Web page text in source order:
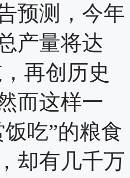
预测，今年
产量将达
再创历史
而这样一
吃”的粮食
却有几千万